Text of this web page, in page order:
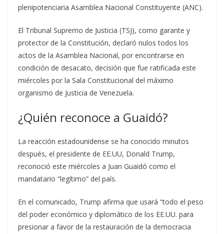
plenipotenciaria Asamblea Nacional Constituyente (ANC).
El Tribunal Supremo de Justicia (TSJ), como garante y
protector de la Constitución, declaró nulos todos los
actos de la Asamblea Nacional, por encontrarse en
condición de desacato, decisión que fue ratificada este
miércoles por la Sala Constitucional del máximo
organismo de Justicia de Venezuela.
¿Quién reconoce a Guaidó?
La reacción estadounidense se ha conocido minutos
después, el presidente de EE.UU, Donald Trump,
reconoció este miércoles a Juan Guaidó como el
mandatario “legítimo” del país.
En el comunicado, Trump afirma que usará “todo el peso
del poder económico y diplomático de los EE.UU. para
presionar a favor de la restauración de la democracia